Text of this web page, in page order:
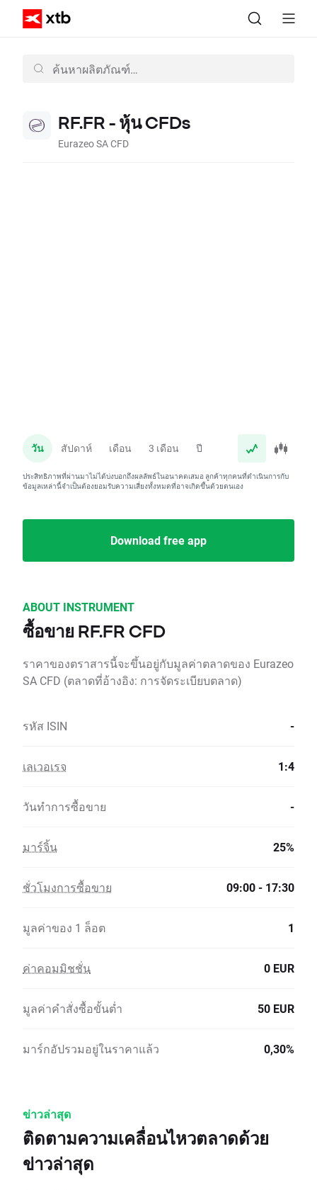
RF.FR - หุ้น CFDs
Eurazeo SA CFD
วัน สัปดาห์ เดือน 3 เดือน ปี
ประสิทธิภาพที่ผ่านมาไม่ได้บ่งบอกถึงผลลัพธ์ในอนาคตเสมอ ลูกค้าทุกคนที่ดำเนินการกับ
ข้อมูลเหล่านี้จำเป็นต้องยอมรับความเสี่ยงทั้งหมดที่อาจเกิดขึ้นด้วยตนเอง
Download free app
ABOUT INSTRUMENT
ซื้อขาย RF.FR CFD
ราคาของตราสารนี้จะขึ้นอยู่กับมูลค่าตลาดของ Eurazeo
SA CFD (ตลาดที่อ้างอิง: การจัดระเบียบตลาด)
รหัส ISIN -
เลเวอเรจ 1:4
วันทำการซื้อขาย -
มาร์จิ้น 25%
ชั่วโมงการซื้อขาย 09:00 - 17:30
มูลค่าของ 1 ล็อต 1
ค่าคอมมิชชั่น 0 EUR
มูลค่าคำสั่งซื้อขั้นต่ำ 50 EUR
มาร์กอัปรวมอยู่ในราคาแล้ว 0,30%
ข่าวล่าสุด
ติดตามความเคลื่อนไหวตลาดด้วย
ข่าวล่าสุด